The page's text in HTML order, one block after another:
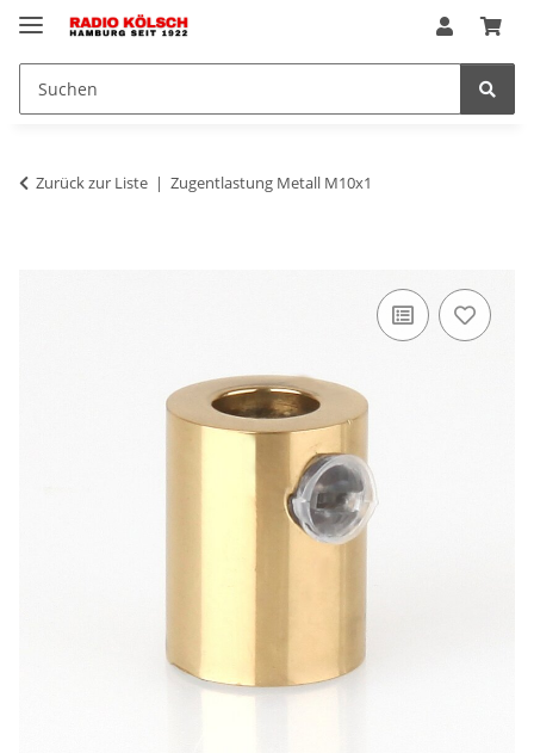
Zurück zur Liste Zugentlastung Metall M10x1